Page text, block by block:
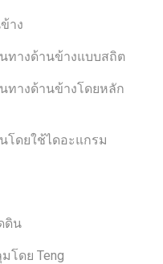
าง
ทางด้านข้างแบบสถิต
ทางด้านข้างโดยหลัก
โดยใช้ไดอะแกรม
ดิน
โดย Teng